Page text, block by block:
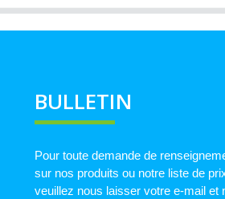
BULLETIN
Pour toute demande de
sur nos produits ou notre liste de
veuillez nous laisser votre e-mail et